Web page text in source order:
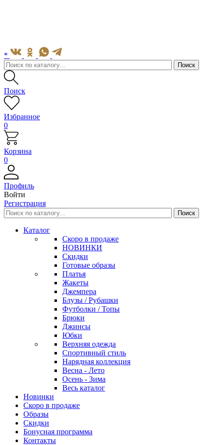
*
Поиск
Избранное
0
Корзина
0
Профиль
Войти
Регистрация
Каталог
Скоро в продаже
НОВИНКИ
Скидки
Готовые образы
Платья
Жакеты
Джемпера
Блузы / Рубашки
Футболки / Топы
Брюки
Джинсы
Юбки
Верхняя одежда
Спортивный стиль
Нарядная коллекция
Весна - Лето
Осень - Зима
Весь каталог
Новинки
Скоро в продаже
Образы
Скидки
Бонусная программа
Контакты